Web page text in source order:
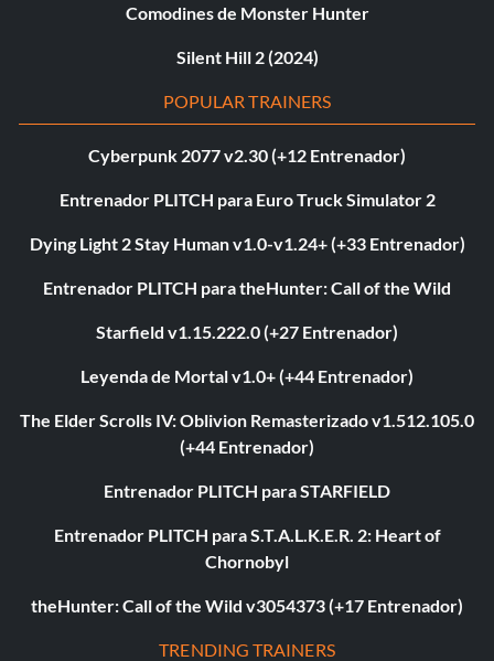
Comodines de Monster Hunter
Silent Hill 2 (2024)
POPULAR TRAINERS
Cyberpunk 2077 v2.30 (+12 Entrenador)
Entrenador PLITCH para Euro Truck Simulator 2
Dying Light 2 Stay Human v1.0-v1.24+ (+33 Entrenador)
Entrenador PLITCH para theHunter: Call of the Wild
Starfield v1.15.222.0 (+27 Entrenador)
Leyenda de Mortal v1.0+ (+44 Entrenador)
The Elder Scrolls IV: Oblivion Remasterizado v1.512.105.0
(+44 Entrenador)
Entrenador PLITCH para STARFIELD
Entrenador PLITCH para S.T.A.L.K.E.R. 2: Heart of
Chornobyl
theHunter: Call of the Wild v3054373 (+17 Entrenador)
TRENDING TRAINERS